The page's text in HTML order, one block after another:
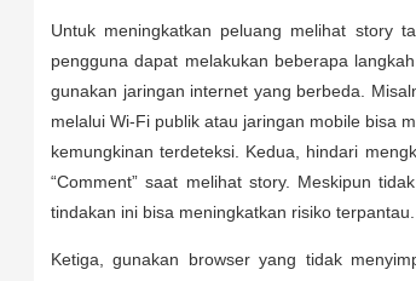
Untuk meningkatkan peluang melihat story
pengguna dapat melakukan beberapa
gunakan jaringan internet yang berbeda.
melalui Wi-Fi publik atau jaringan mobile bisa
kemungkinan terdeteksi. Kedua, hindari
“Comment” saat melihat story. Meskipun
tindakan ini bisa meningkatkan risiko terpantau.
Ketiga, gunakan browser yang tidak